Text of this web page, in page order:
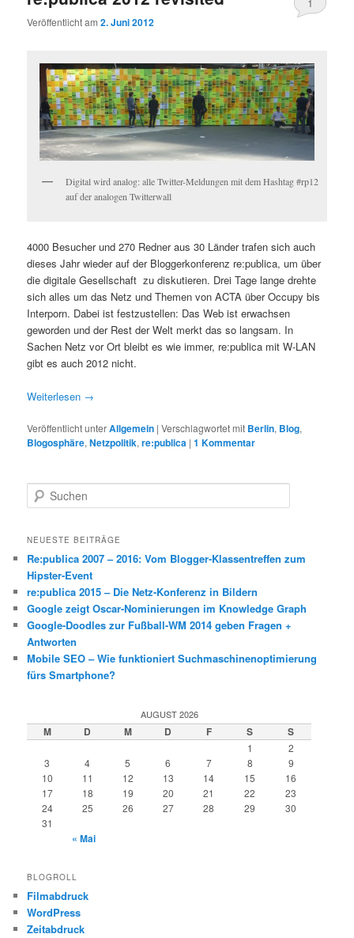
Veröffentlicht am2. Juni 2012
1
Digital wird analog: alle Twitter-Meldungen mit dem Hashtag #rp12
auf der analogen Twitterwall
4000 Besucher und 270 Redner aus 30 Länder trafen sich auch
dieses Jahr wieder auf der Bloggerkonferenz re:publica, um über
die digitale Gesellschaft zu diskutieren. Drei Tage lange drehte
sich alles um das Netz und Themen von ACTA über Occupy bis
Interporn. Dabei ist festzustellen: Das Web ist erwachsen
geworden und der Rest der Welt merkt das so langsam. In
Sachen Netz vor Ort bleibt es wie immer, re:publica mit W-LAN
gibt es auch 2012 nicht.
Weiterlesen →
Veröffentlicht unterAllgemein |Verschlagwortet mit Berlin, Blog,
Blogosphäre,Netzpolitik,re:publica |1 Kommentar
u
h
n
NEUESTE BEITRÄGE
Re:publica 2007 – 2016: Vom Blogger-Klassentreffen zum
Hipster-Event
re:publica 2015 – Die Netz-Konferenz in Bildern
Google zeigt Oscar-Nominierungen im Knowledge Graph
Google-Doodles zur Fußball-WM 2014 geben Fragen +
Antworten
Mobile SEO – Wie funktioniert Suchmaschinenoptimierung
fürs Smartphone?
AUGUST 2026
M D M D F S S
1
2
3
4 5 6 7 8
9
10
11 12 13 14 15
16
17
18 19 20 21 22
23
24
25 26 27 28 29
30
31
« Mai
BLOGROLL
Filmabdruck
WordPress
Zeitabdruck